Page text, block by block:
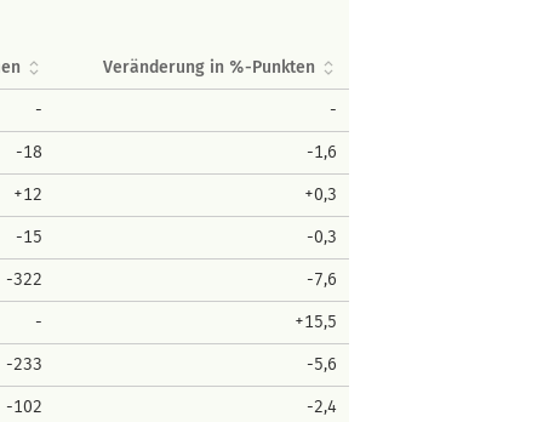
Veränderung in %-Punkten
- -
-18 -1,6
+12 +0,3
-15 -0,3
-322 -7,6
- +15,5
-233 -5,6
-102 -2,4